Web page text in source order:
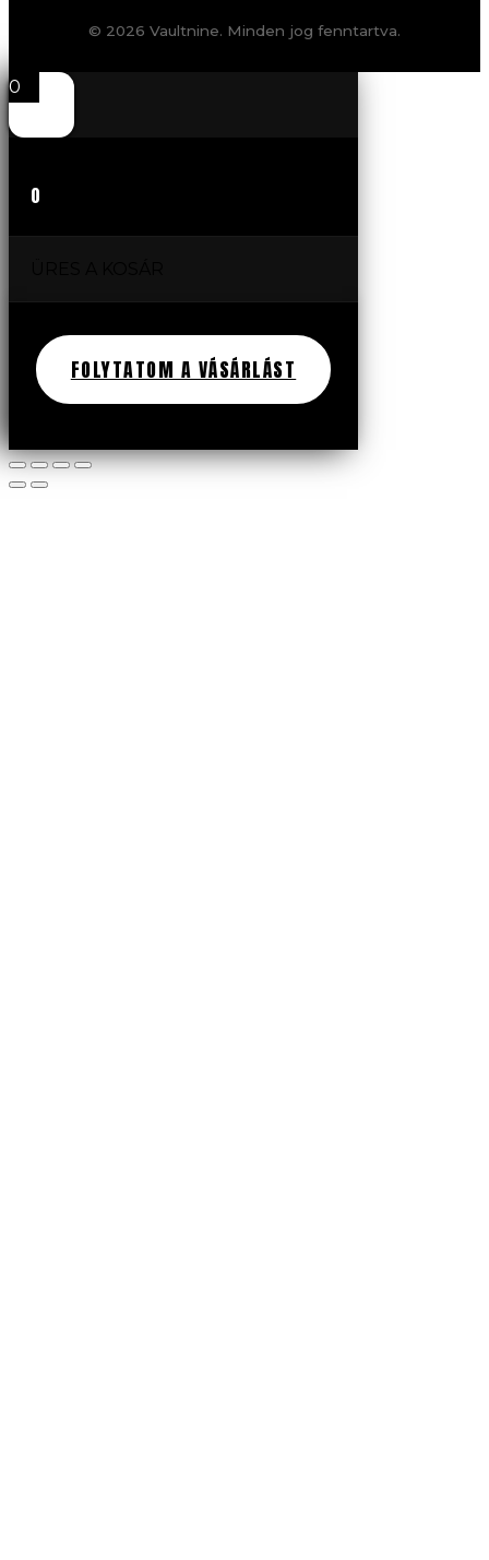
© 2026 Vaultnine. Minden jog fenntartva.
0
0
FOLYTATOM A VÁSÁRLÁST